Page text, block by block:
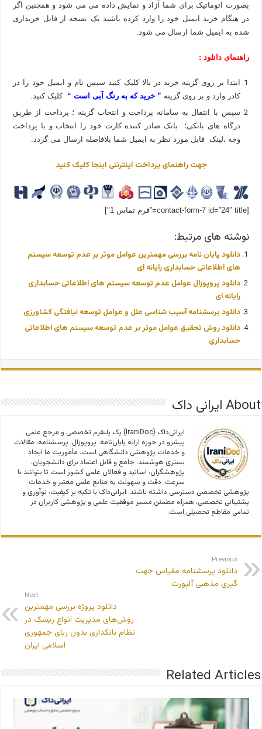
بصورت اتوماتیک برای شما آزاد و نمایش داده می می شود و همچنین اگر
در هنگام خرید ایمیل خود را وارد کرده باشید یک نسخه از فایل خریداری
شده به ایمیل شما ارسال می شود.
راهنمای دانلود :
ابتدا بر روی گزینه خرید در بالا کلیک کنید سپس نام و ایمیل خود را در
کادر وارد و بر روی گزینه ” خرید که به رنگ آبی است “ کلیک کنید.
سپس با انتقال به سامانه پرداخت و انتخاب گزینه ؛ پرداخت از طریق
درگاه های بانکی؛ بانک صادر کننده کارت خود را انتخاب و با پرداخت
وجه ،لینک فایل مورد نظر به ایمیل شما بلافاصله ارسال می گردد.
جهت راهنمای پرداخت اینترنتی اینجا کلیک کنید
[contact-form-7 id=”24″ title=”فرم تماس 1″]
نوشته های مرتبط:
دانلود پایان نامه بررسی مهمترین عوامل موثر بر عدم توسعه سیستم
های اطلاعاتی حسابداری رایانه ای
دانلود پروپوزال عوامل عدم توسعه سیستم های اطلاعاتی حسابداری
رایانه ای
دانلود پرسشنامه آسیب شناسی علل و عوامل توسعه نیافتگی کشاورزی
دانلود روش تحقیق عوامل موثر بر عدم توسعه سیستم های اطلاعاتی
حسابداری
About ایرانی داک
ایرانی‌داک (IraniDoc) یک پلتفرم تخصصی و مرجع علمی
پیشرو در حوزه ارائه پایان‌نامه، پروپوزال، پرسشنامه، مقالات
و خدمات پژوهشی دانشگاهی است. مأموریت ما ایجاد
بستری هوشمند، جامع و قابل اعتماد برای دانشجویان،
پژوهشگران، اساتید و فعالان علمی کشور است تا بتوانند با
سرعت، دقت و سهولت به منابع علمی معتبر و خدمات
پژوهشی تخصصی دسترسی داشته باشند. ایرانی‌داک با تکیه بر کیفیت، نوآوری و
پشتیبانی تخصصی، همراه مطمئن مسیر موفقیت علمی و پژوهشی کاربران در
تمامی مقاطع تحصیلی است.
Previous
دانلود پرسشنامه مقیاس جهت
گیری مذهبی آلپورت
Next
دانلود پروژه بررسی مهمترین
روش‌های مدیریت انواع ریسک در
نظام بانکداری بدون ربای جمهوری
اسلامی ایران
Related Articles